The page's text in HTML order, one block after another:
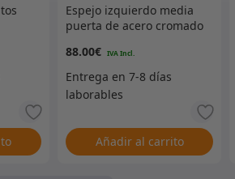
Espejo izquierdo media
puerta de acero cromado
88.00€
Añadir al carrito